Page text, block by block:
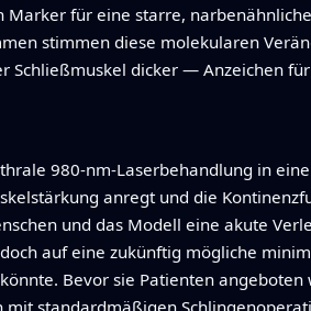
für eine starre,
stimmen diese molekularen
Schließmuskel dicker — Anzeichen
980-nm-Laserbehandlung in
anregt und die
und das Modell eine akute
auf eine zukünftig mögliche
Bevor sie Patienten
standardmäßigen